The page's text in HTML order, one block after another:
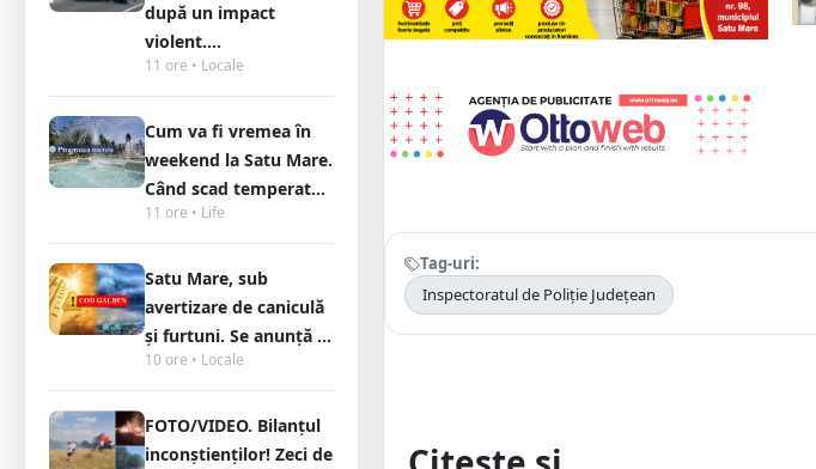
după un impact
violent....
11 ore • Locale
Cum va fi vremea în
weekend la Satu Mare.
Când scad temperat...
11 ore • Life
Satu Mare, sub
avertizare de caniculă
și furtuni. Se anunță ...
10 ore • Locale
FOTO/VIDEO. Bilanțul
inconștienților! Zeci de
Tag-uri:
Inspectoratul de Poliție Județean